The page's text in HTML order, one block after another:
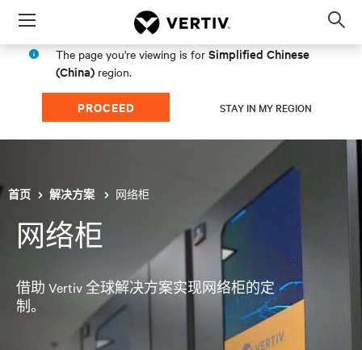
Menu
The page you're viewing is for Simplified Chinese
(China) region.
PROCEED STAY IN MY REGION
首页 解决方案 网络柜
网络柜
借助 Vertiv 全球解决方案实现网络柜的定
制。